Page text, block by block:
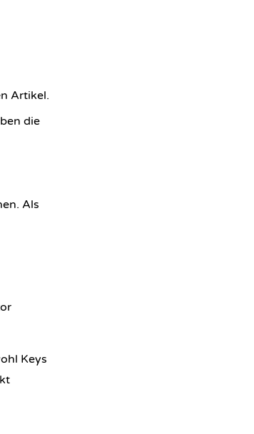
Artikel.
die
Als
Keys